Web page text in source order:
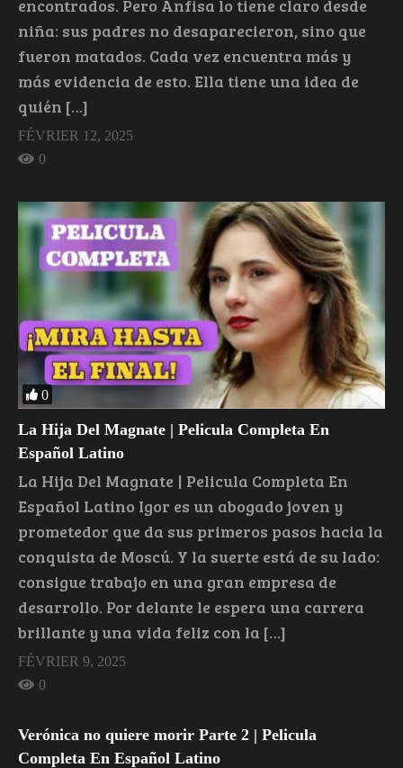
encontrados. Pero Anfisa lo tiene claro desde
niña: sus padres no desaparecieron, sino que
fueron matados. Cada vez encuentra más y
más evidencia de esto. Ella tiene una idea de
quién […]
FÉVRIER 12, 2025
0
0
La Hija Del Magnate | Pelicula Completa En
Español Latino
La Hija Del Magnate | Pelicula Completa En
Español Latino Igor es un abogado joven y
prometedor que da sus primeros pasos hacia la
conquista de Moscú. Y la suerte está de su lado:
consigue trabajo en una gran empresa de
desarrollo. Por delante le espera una carrera
brillante y una vida feliz con la […]
FÉVRIER 9, 2025
0
Verónica no quiere morir Parte 2 | Pelicula
Completa En Español Latino